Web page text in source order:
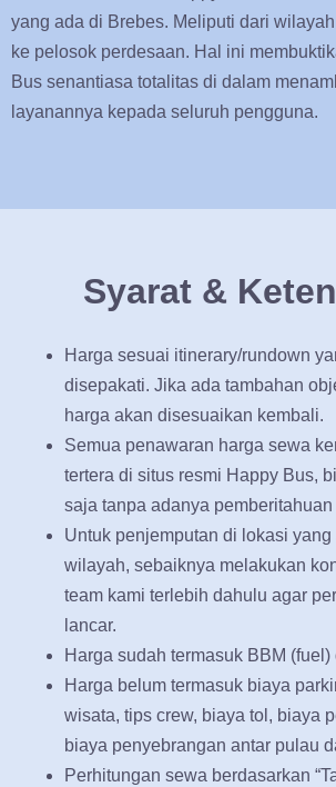
yang ada di Brebes. Meliputi dari
ke pelosok perdesaan. Hal ini
Bus senantiasa totalitas di dalam
layanannya kepada seluruh pengguna.
Syarat &
Harga sesuai itinerary/rundown
disepakati. Jika ada tambahan
harga akan disesuaikan kembali.
Semua penawaran harga sewa
tertera di situs resmi Happy Bus,
saja tanpa adanya
Untuk penjemputan di lokasi
wilayah, sebaiknya melakukan
team kami terlebih dahulu agar
lancar.
Harga sudah termasuk BBM (fuel)
Harga belum termasuk biaya
wisata, tips crew, biaya tol, biaya
biaya penyebrangan antar pulau
Perhitungan sewa berdasarkan